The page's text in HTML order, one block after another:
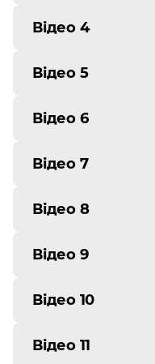
Відео 4
Відео 5
Відео 6
Відео 7
Відео 8
Відео 9
Відео 10
Відео 11